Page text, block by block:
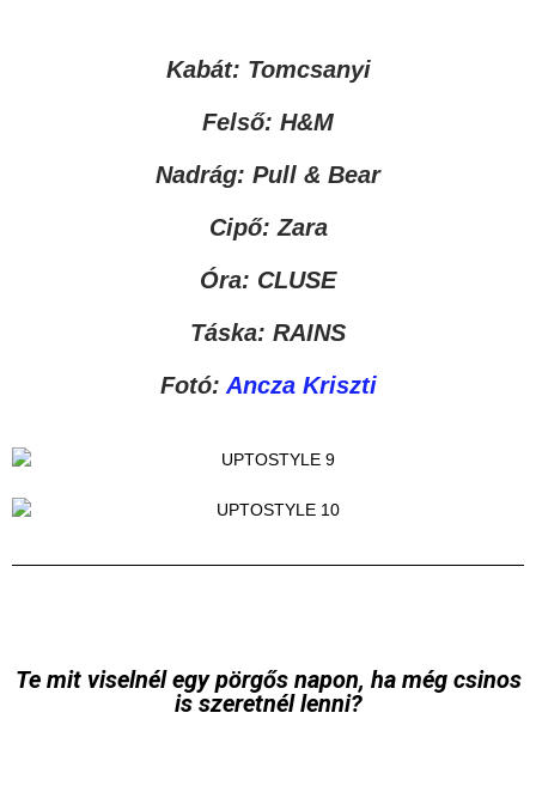
Kabát: Tomcsanyi
Felső: H&M
Nadrág: Pull & Bear
Cipő: Zara
Óra: CLUSE
Táska: RAINS
Fotó: Ancza Kriszti
Te mit viselnél egy pörgős napon, ha még csinos
is szeretnél lenni?